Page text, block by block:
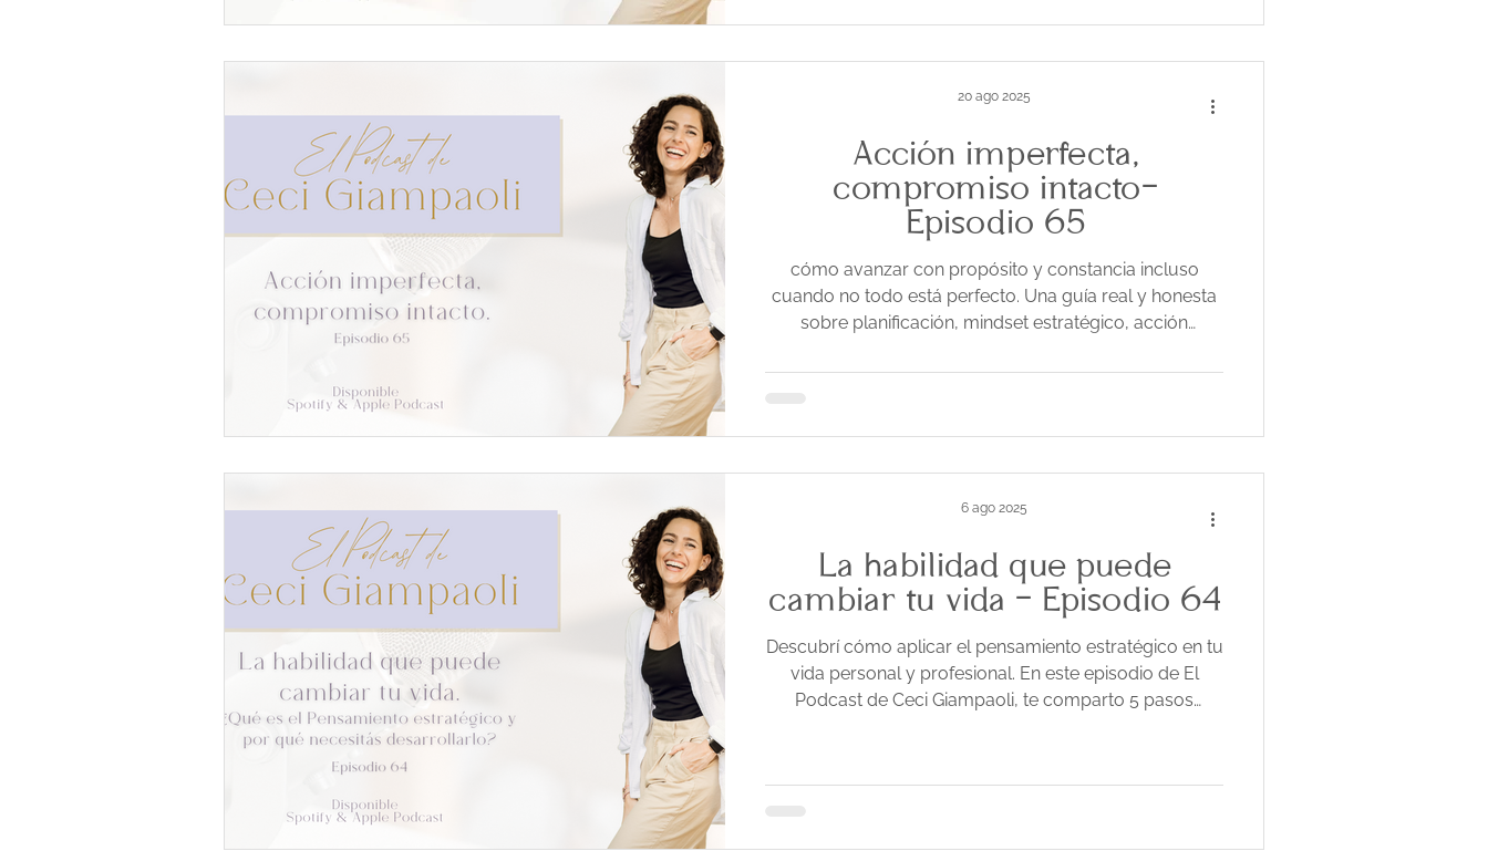
Acción imperfecta,
compromiso intacto-
Episodio 65
cómo avanzar con propósito y constancia incluso
cuando no todo está perfecto. Una guía real y honesta
sobre planificación, mindset estratégico, acción
20 ago 2025
La habilidad que puede
cambiar tu vida - Episodio 64
Descubrí cómo aplicar el pensamiento estratégico en tu
vida personal y profesional. En este episodio de El
Podcast de Ceci Giampaoli, te comparto 5 pasos
mujeres que buscan claridad, enfoque y bienestar.
6 ago 2025